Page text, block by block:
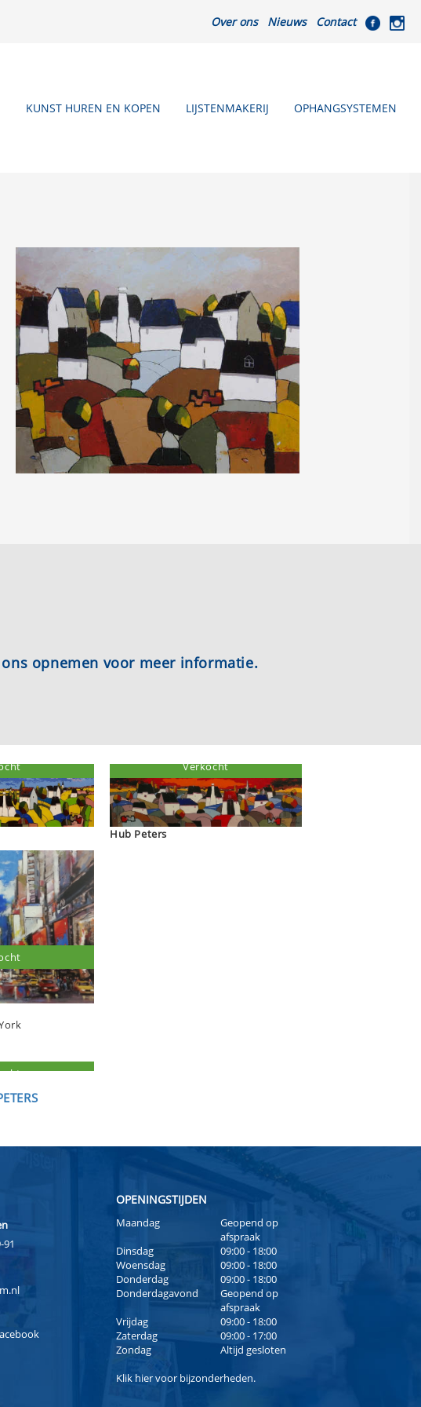
Over ons Nieuws Contact
KUNST HUREN EN KOPEN LIJSTENMAKERIJ OPHANGSYSTEMEN
opnemen voor meer informatie.
Hub Peters
Verkocht
OPENINGSTIJDEN
Maandag
Geopend op
afspraak
Dinsdag
09:00 - 18:00
Woensdag
09:00 - 18:00
Donderdag
09:00 - 18:00
Donderdagavond
Geopend op
afspraak
Vrijdag
09:00 - 18:00
Zaterdag
09:00 - 17:00
Zondag
Altijd gesloten
Klik hiervoor bijzonderheden.